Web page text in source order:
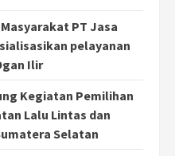
PT Jasa
pelayanan
Ilir
Kegiatan Pemilihan
Lalu Lintas dan
Selatan